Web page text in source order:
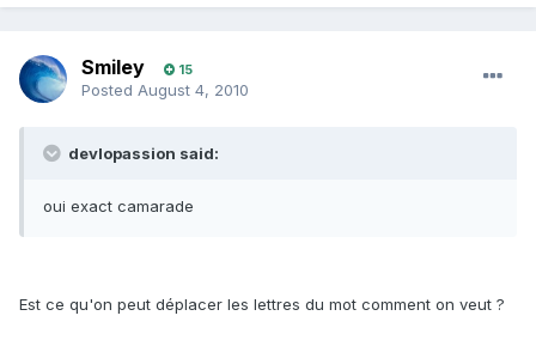
Smiley 15
Posted August 4, 2010
devlopassion said:
oui exact camarade
Est ce qu'on peut déplacer les lettres du mot comment on veut ?